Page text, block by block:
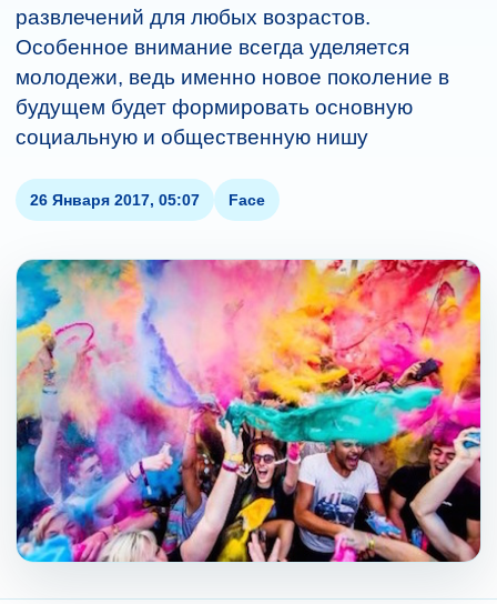
развлечений для любых возрастов.
Особенное внимание всегда уделяется
молодежи, ведь именно новое поколение в
будущем будет формировать основную
социальную и общественную нишу
26 Января 2017, 05:07 Face